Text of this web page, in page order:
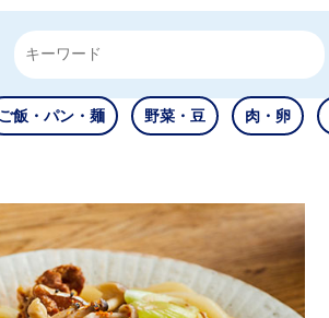
ご飯・パン・麺 野菜・豆 肉・卵